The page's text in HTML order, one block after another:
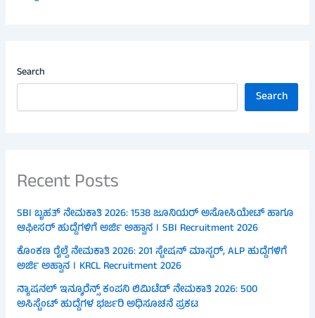
Search
Search
Recent Posts
SBI ಬೃಹತ್ ನೇಮಕಾತಿ 2026: 1538 ಜೂನಿಯರ್ ಅಸೋಸಿಯೇಟ್ ಹಾಗೂ
ಆಫೀಸರ್ ಹುದ್ದೆಗಳಿಗೆ ಅರ್ಜಿ ಅಹ್ವಾನ । SBI Recruitment 2026
ಕೊಂಕಣ ರೈಲ್ವೆ ನೇಮಕಾತಿ 2026: 201 ಸ್ಟೇಷನ್ ಮಾಸ್ಟರ್, ALP ಹುದ್ದೆಗಳಿಗೆ
ಅರ್ಜಿ ಅಹ್ವಾನ । KRCL Recruitment 2026
ನ್ಯಾಷನಲ್ ಇನ್ಶೂರೆನ್ಸ್ ಕಂಪನಿ ಲಿಮಿಟೆಡ್ ನೇಮಕಾತಿ 2026: 500
ಅಸಿಸ್ಟೆಂಟ್ ಹುದ್ದೆಗಳ ಭರ್ಜರಿ ಅಧಿಸೂಚನೆ ಪ್ರಕಟ